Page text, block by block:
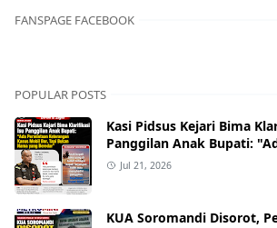
FANSPAGE FACEBOOK
POPULAR POSTS
Kasi Pidsus Kejari Bima
Panggilan Anak Bupati:
Keterangan Kasus Mobil
Jul 21, 2026
KUA Soromandi Disorot,